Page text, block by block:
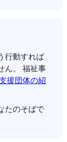
行動すれば
ん。 福祉事
援団体の紹
たのそばで